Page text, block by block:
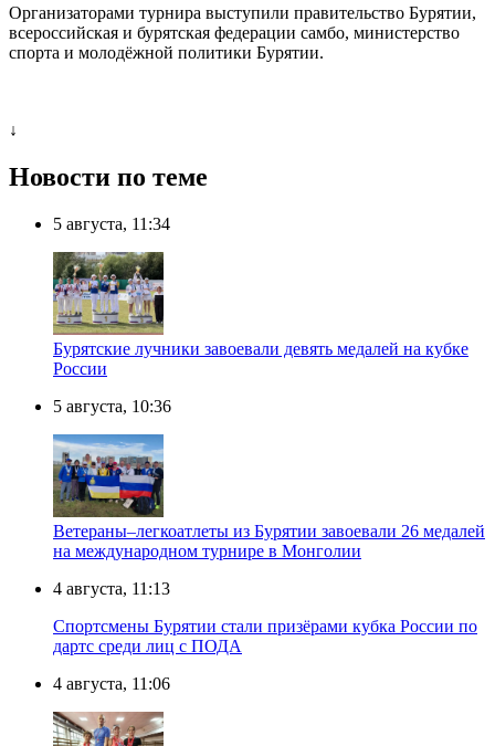
Организаторами турнира выступили правительство Бурятии,
всероссийская и бурятская федерации самбо, министерство
спорта и молодёжной политики Бурятии.
↓
Новости по теме
5 августа, 11:34
Бурятские лучники завоевали девять медалей на кубке
России
5 августа, 10:36
Ветераны–легкоатлеты из Бурятии завоевали 26 медалей
на международном турнире в Монголии
4 августа, 11:13
Спортсмены Бурятии стали призёрами кубка России по
дартс среди лиц с ПОДА
4 августа, 11:06